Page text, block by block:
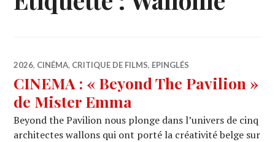
2026, CINÉMA, CRITIQUE DE FILMS, EPINGLÉS
CINEMA : « Beyond The Pavilion »
de Mister Emma
Beyond the Pavilion nous plonge dans l’univers de cinq
architectes wallons qui ont porté la créativité belge sur